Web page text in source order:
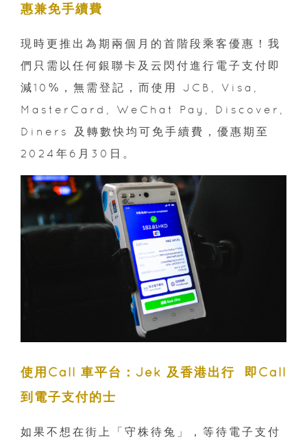
惠兼免手續費
現時更推出為期兩個月的首階段乘客優惠！我
們只需以任何銀聯卡及云閃付進行電子支付即
減10%，無需登記，而使用 JCB, Visa,
MasterCard, WeChat Pay, Discover,
Diners 及轉數快均可免手續費，優惠期至
2024年6月30日。
使用Call 車平台：Jek 及香港出行 即Call
到電子支付的士
如果不想在街上「守株待兔」，等待電子支付